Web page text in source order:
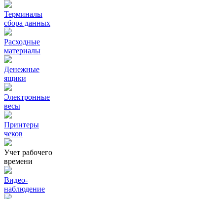
Терминалы
сбора данных
Расходные
материалы
Денежные
ящики
Электронные
весы
Принтеры
чеков
Учет рабочего
времени
Видео‑
наблюдение